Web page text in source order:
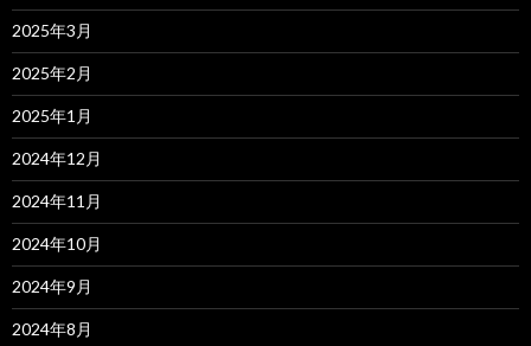
2025年3月
2025年2月
2025年1月
2024年12月
2024年11月
2024年10月
2024年9月
2024年8月